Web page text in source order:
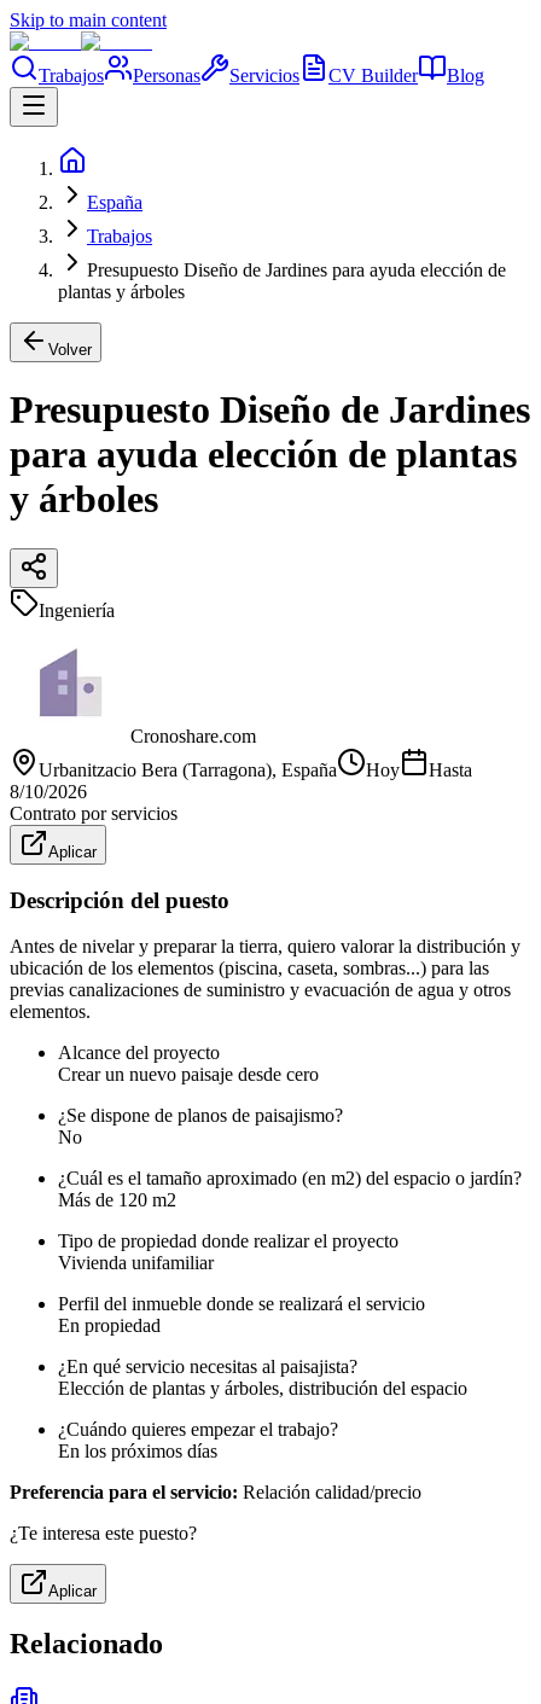
Skip to main content
Trabajos Personas Servicios CV Builder Blog
España
Trabajos
Presupuesto Diseño de Jardines para ayuda elección de
plantas y árboles
Volver
Presupuesto Diseño de Jardines
para ayuda elección de plantas
y árboles
Ingeniería
Cronoshare.com
Urbanitzacio Bera (Tarragona), España Hoy
Hasta
8/10/2026
Contrato por servicios
Aplicar
Descripción del puesto
Antes de nivelar y preparar la tierra, quiero valorar la distribución y
ubicación de los elementos (piscina, caseta, sombras...) para las
previas canalizaciones de suministro y evacuación de agua y otros
elementos.
Alcance del proyecto
Crear un nuevo paisaje desde cero
¿Se dispone de planos de paisajismo?
No
¿Cuál es el tamaño aproximado (en m2) del espacio o jardín?
Más de 120 m2
Tipo de propiedad donde realizar el proyecto
Vivienda unifamiliar
Perfil del inmueble donde se realizará el servicio
En propiedad
¿En qué servicio necesitas al paisajista?
Elección de plantas y árboles, distribución del espacio
¿Cuándo quieres empezar el trabajo?
En los próximos días
Preferencia para el servicio: Relación calidad/precio
¿Te interesa este puesto?
Aplicar
Relacionado